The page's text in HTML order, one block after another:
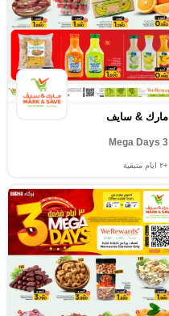
مارك & سايف
3 Mega Days
+٢ ايام متبقية